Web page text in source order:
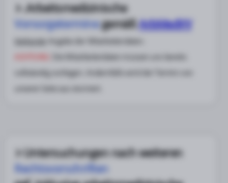
.Arbeitsmedizinische
VorsorgeterminegemäßArbMedVV
Verkürzte
Angabe der Mitarbeiterdaten.
vollständig vorliegen. Andernfalls wird der Termin von
Untersuchungen nach weiteren
Rechtsvorschriften